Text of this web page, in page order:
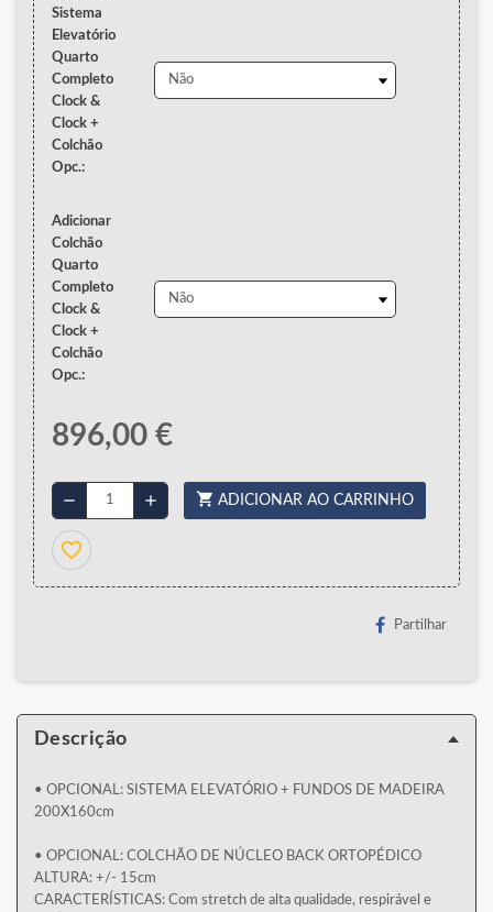
Sistema
Elevatório
Quarto
Completo
Clock &
Clock +
Colchão
Opc.:
Adicionar
Colchão
Quarto
Completo
Clock &
Clock +
Colchão
Opc.:
896,00 €
remove add shopping_cart ADICIONAR AO CARRINHO
favorite_border
Partilhar
Descrição
• OPCIONAL: SISTEMA ELEVATÓRIO + FUNDOS DE MADEIRA
200X160cm
• OPCIONAL: COLCHÃO DE NÚCLEO BACK ORTOPÉDICO
ALTURA: +/- 15cm
CARACTERÍSTICAS: Com stretch de alta qualidade, respirável e